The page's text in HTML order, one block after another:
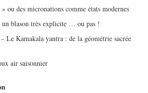
ou des micronations comme états modernes
blason très explicite … ou pas !
Le Kamakala yantra : de la géométrie sacrée
air saisonnier